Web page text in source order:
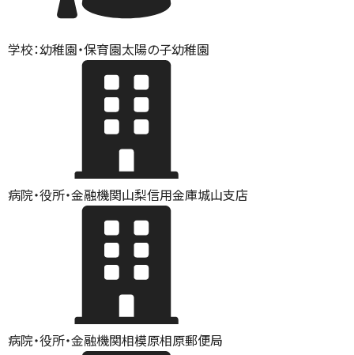
学校：幼稚園・保育園太陽の子幼稚園
病院・役所・金融機関山梨信用金庫城山支店
病院・役所・金融機関相模原相原郵便局